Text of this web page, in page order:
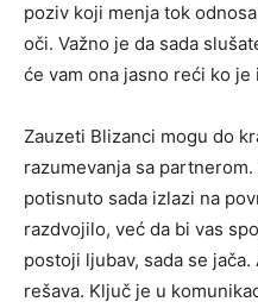
poziv koji menja tok
oči. Važno je da sada
će vam ona jasno reći ko
Zauzeti Blizanci mogu do
razumevanja sa
potisnuto sada izlazi na
razdvojilo, već da bi vas
postoji ljubav, sada se
rešava. Ključ je u